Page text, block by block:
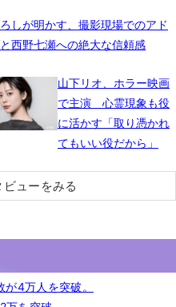
しが明かす、撮影現場でのアド
西野七瀬への絶大な信頼感
山下リオ、ホラー映画
で主演 心霊現象も役
に活かす「取り憑かれ
てもいい役だから」
ューをみる
4万人を突破。